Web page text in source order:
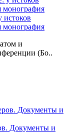
истоков
монография
и
(Бо..
Документы и